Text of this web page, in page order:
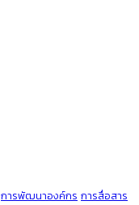
การพัฒนาองค์กร การสื่อสาร